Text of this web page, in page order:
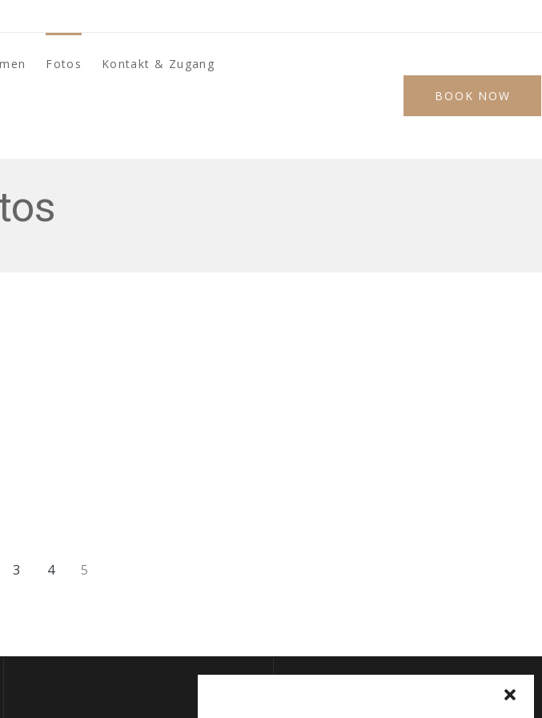
Fotos Kontakt & Zugang
BOOK NOW
3 4 5